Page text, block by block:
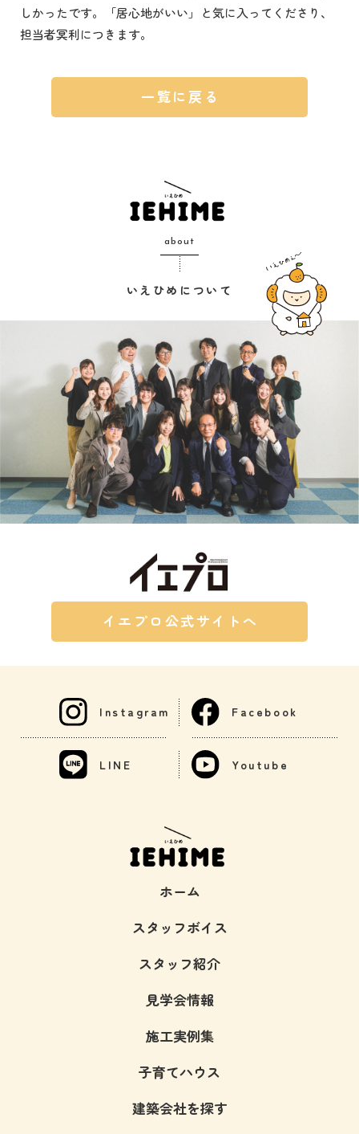
しかったです。「居心地がいい」と気に入ってくださり、
担当者冥利につきます。
一覧に戻る
about
いえひめについて
イエプロ公式サイトへ
ホーム
スタッフボイス
スタッフ紹介
見学会情報
施工実例集
子育てハウス
建築会社を探す
Instagram Facebook
LINE Youtube